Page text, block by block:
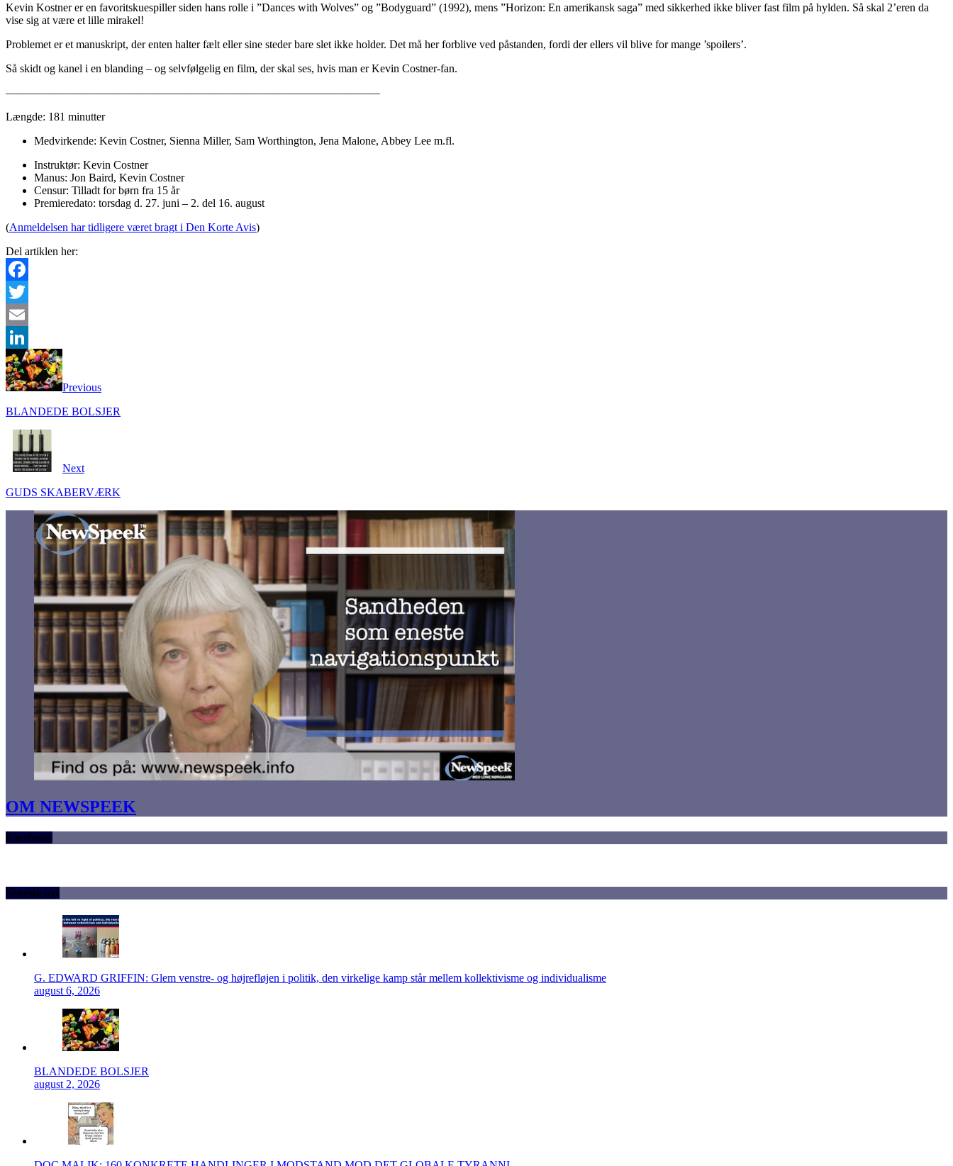
Kevin Kostner er en favoritskuespiller siden hans rolle i ”Dances with Wolves” og ”Bodyguard” (1992), mens ”Horizon: En amerikansk saga” med sikkerhed ikke bliver fast film på hylden. Så skal 2’eren da
vise sig at være et lille mirakel!
Problemet er et manuskript, der enten halter fælt eller sine steder bare slet ikke holder. Det må her forblive ved påstanden, fordi der ellers vil blive for mange ’spoilers’.
Så skidt og kanel i en blanding – og selvfølgelig en film, der skal ses, hvis man er Kevin Costner-fan.
—————————————————————————————————
Længde: 181 minutter
Medvirkende: Kevin Costner, Sienna Miller, Sam Worthington, Jena Malone, Abbey Lee m.fl.
Instruktør: Kevin Costner
Manus: Jon Baird, Kevin Costner
Censur: Tilladt for børn fra 15 år
Premieredato: torsdag d. 27. juni – 2. del 16. august
(Anmeldelsen har tidligere været bragt i Den Korte Avis)
Del artiklen her:
Facebook
Twitter
Email
LinkedIn
Previous
BLANDEDE BOLSJER
Next
GUDS SKABERVÆRK
OM NEWSPEEK
Facebook
Seneste nyt
G. EDWARD GRIFFIN: Glem venstre- og højrefløjen i politik, den virkelige kamp står mellem kollektivisme og individualisme
august 6, 2026
BLANDEDE BOLSJER
august 2, 2026